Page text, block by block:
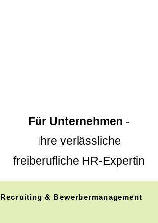
Für Unternehmen -
Ihre verlässliche
freiberufliche HR-Expertin
Recruiting & Bewerbermanagement